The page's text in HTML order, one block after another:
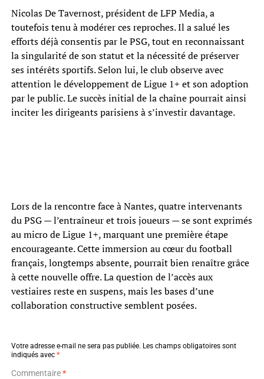
Nicolas De Tavernost, président de LFP Media, a
toutefois tenu à modérer ces reproches. Il a salué les
efforts déjà consentis par le PSG, tout en reconnaissant
la singularité de son statut et la nécessité de préserver
ses intérêts sportifs. Selon lui, le club observe avec
attention le développement de Ligue 1+ et son adoption
par le public. Le succès initial de la chaîne pourrait ainsi
inciter les dirigeants parisiens à s’investir davantage.
Lors de la rencontre face à Nantes, quatre intervenants
du PSG — l’entraîneur et trois joueurs — se sont exprimés
au micro de Ligue 1+, marquant une première étape
encourageante. Cette immersion au cœur du football
français, longtemps absente, pourrait bien renaître grâce
à cette nouvelle offre. La question de l’accès aux
vestiaires reste en suspens, mais les bases d’une
collaboration constructive semblent posées.
Votre adresse e-mail ne sera pas publiée. Les champs obligatoires sont
indiqués avec *
Commentaire*